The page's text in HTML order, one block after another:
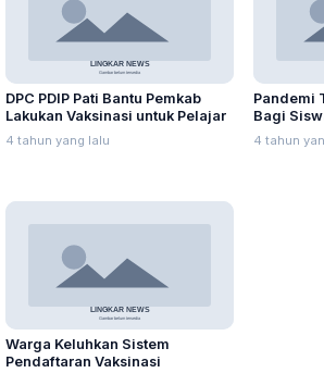
DPC PDIP Pati Bantu Pemkab
Lakukan Vaksinasi untuk Pelajar
4 tahun yang lalu
Pandemi
Bagi
Torehkan
4 tahun
Warga Keluhkan Sistem
Pendaftaran Vaksinasi